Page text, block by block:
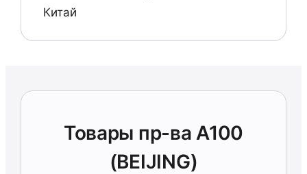
Китай
Товары пр-ва A100
(BEIJING)